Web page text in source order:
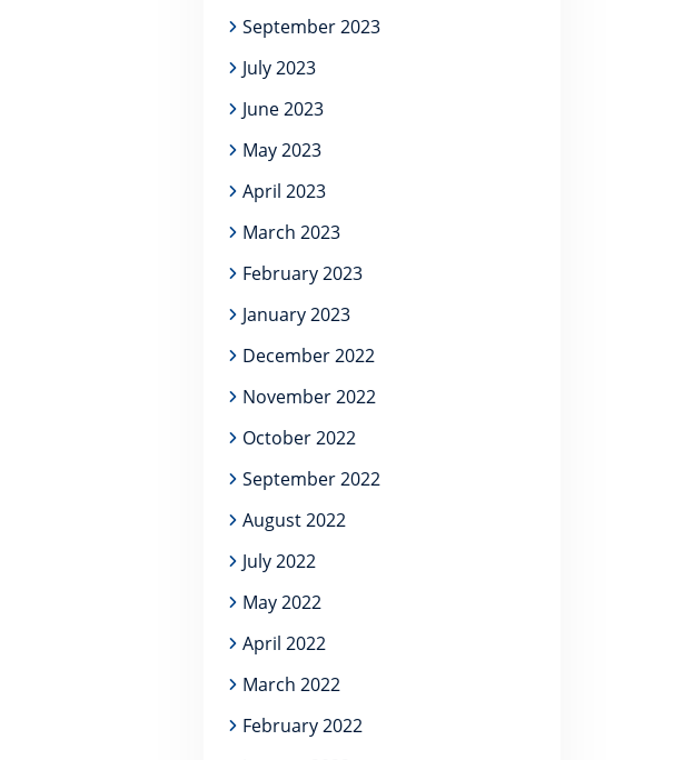
September 2023
July 2023
June 2023
May 2023
April 2023
March 2023
February 2023
January 2023
December 2022
November 2022
October 2022
September 2022
August 2022
July 2022
May 2022
April 2022
March 2022
February 2022